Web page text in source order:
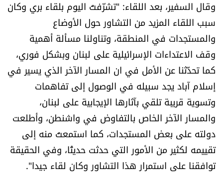
العالم
الصحافة الإسرائيلية
ثقافة وفنون
فصل من كتاب
اقرأ تضحك
كاميرا
وقال السفير، بعد اللقاء: "تشرّفتُ اليوم بلقاء بري وكان
سبب اللقاء المزيد من التشاور حول الأوضاع
والمستجدات في المنطقة، وتناولنا مسألة أهمية
وقف الاعتداءات الإسرائيلية على لبنان وبشكل فوري،
كما تحدّثنا عن الأمل في ان المسار الآخر الذي يسير في
إسلام آباد يجد سبيله في الوصول إلى تفاهمات
وتسوية قريبة تلقي بآثارها الإيجابية على لبنان،
والمسار الآخر الخاص بالتفاوض في واشنطن، وأطلعت
دولته على بعض المستجدات، كما استمعتُ منه إلى
تقييمه لكثير من الأمور التي حدثت حديثًا، وفي الحقيقة
توافقنا على استمرار هذا التشاور وكان لقاء جيدا".